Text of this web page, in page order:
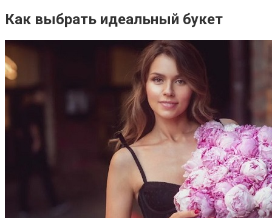
Как выбрать идеальный букет